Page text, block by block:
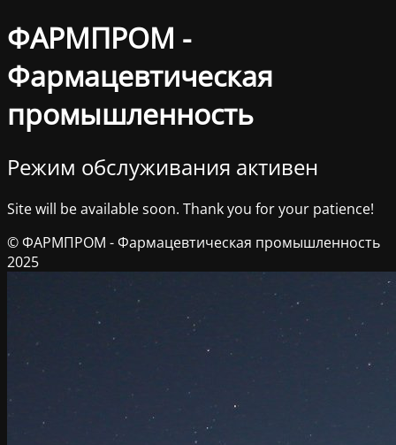
ФАРМПРОМ -
Фармацевтическая
промышленность
Режим обслуживания активен
Site will be available soon. Thank you for your patience!
© ФАРМПРОМ - Фармацевтическая промышленность
2025